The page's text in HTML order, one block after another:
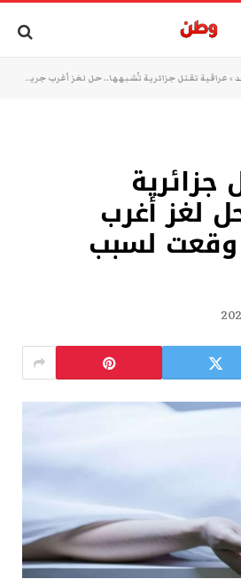
» عراقية تقتل جزائرية تُشبهها.. حل لغز أغرب جريمة قتل وقعت لسبب صادم
جزائرية
لغز أغرب
وقعت لسبب